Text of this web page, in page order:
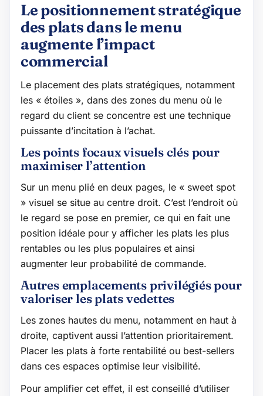
Le positionnement stratégique
des plats dans le menu
augmente l’impact
commercial
Le placement des plats stratégiques, notamment
les « étoiles », dans des zones du menu où le
regard du client se concentre est une technique
puissante d’incitation à l’achat.
Les points focaux visuels clés pour
maximiser l’attention
Sur un menu plié en deux pages, le « sweet spot
» visuel se situe au centre droit. C’est l’endroit où
le regard se pose en premier, ce qui en fait une
position idéale pour y afficher les plats les plus
rentables ou les plus populaires et ainsi
augmenter leur probabilité de commande.
Autres emplacements privilégiés pour
valoriser les plats vedettes
Les zones hautes du menu, notamment en haut à
droite, captivent aussi l’attention prioritairement.
Placer les plats à forte rentabilité ou best-sellers
dans ces espaces optimise leur visibilité.
Pour amplifier cet effet, il est conseillé d’utiliser